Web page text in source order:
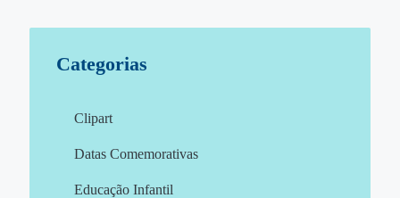
Categorias
Clipart
Datas Comemorativas
Educação Infantil